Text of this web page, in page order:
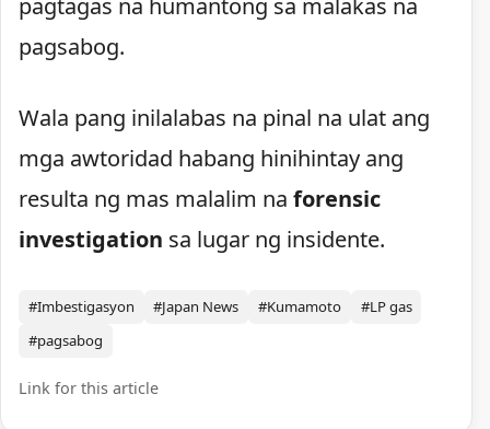
pagtagas na humantong sa malakas na
pagsabog.
Wala pang inilalabas na pinal na ulat ang
mga awtoridad habang hinihintay ang
resulta ng mas malalim na forensic
investigation sa lugar ng insidente.
#Imbestigasyon #Japan News #Kumamoto
#LP gas
#pagsabog
Link for this article